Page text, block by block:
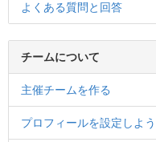
よくある質問と回答
チームについて
主催チームを作る
プロフィールを設定しよう